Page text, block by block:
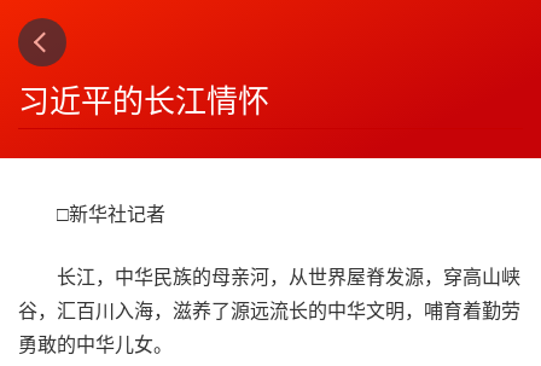
习近平的长江情怀
□新华社记者
长江，中华民族的母亲河，从世界屋脊发源，穿高山峡
谷，汇百川入海，滋养了源远流长的中华文明，哺育着勤劳
勇敢的中华儿女。